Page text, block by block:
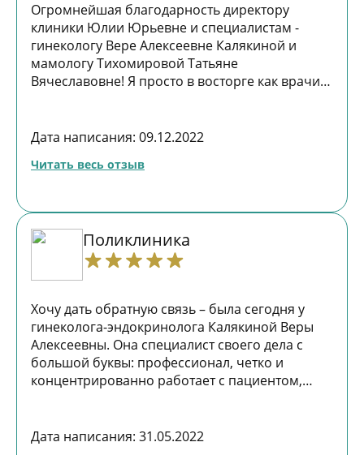
Огромнейшая благодарность директору
клиники Юлии Юрьевне и специалистам -
гинекологу Вере Алексеевне Калякиной и
мамологу Тихомировой Татьяне
Вячеславовне! Я просто в восторге как врачи
ситуации. Уделили свое время и внимание и
Это не просто громкие слова. Мое состояние
такие люди и такие врачи! значит есть
надежда. Спасибо! Юлия Бадикова
Дата написания: 09.12.2022
Читать весь отзыв
Поликлиника
Хочу дать обратную связь – была сегодня у
гинеколога-эндокринолога Калякиной Веры
Алексеевны. Она специалист своего дела с
большой буквы: профессионал, четко и
концентрированно работает с пациентом,
Оксана Викторовна О.
Дата написания: 31.05.2022